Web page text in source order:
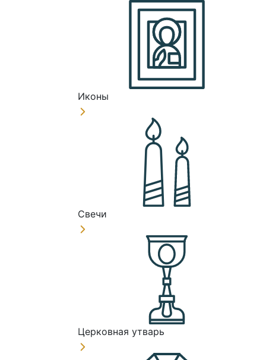
Иконы
Свечи
Церковная утварь